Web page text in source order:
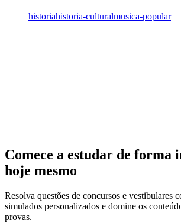
historiahistoria-culturalmusica-popular
Comece a estudar de forma
hoje mesmo
Resolva questões de concursos e vestibulares
simulados personalizados e domine os
provas.